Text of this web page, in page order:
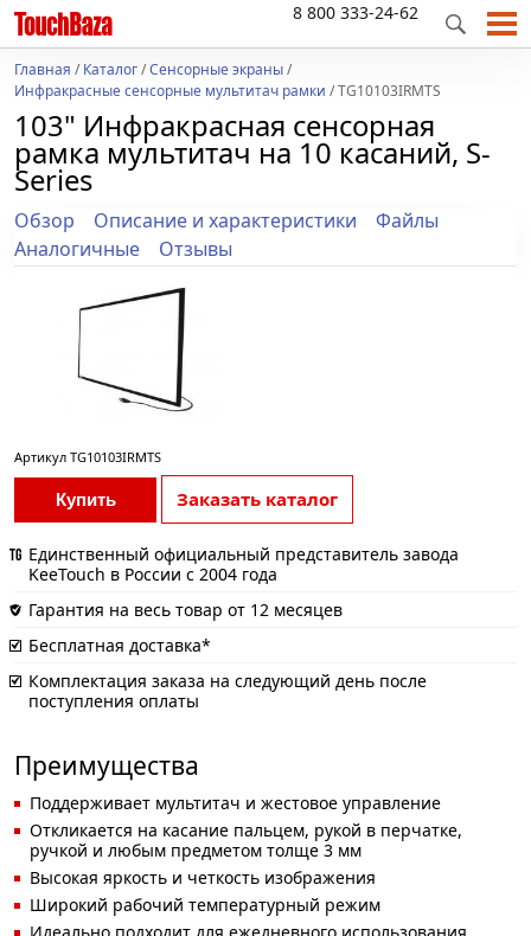
8 800 333-24-62
Главная /Каталог/Сенсорные экраны/
Инфракрасные сенсорные мультитач рамки / TG10103IRMTS
103" Инфракрасная сенсорная
рамка мультитач на 10 касаний, S-
Series
Обзор Описание и характеристики
Файлы
Аналогичные
Отзывы
Артикул TG10103IRMTS
Купить Заказать каталог
Единственный официальный представитель завода
KeeTouch в России с 2004 года
Гарантия на весь товар от 12 месяцев
Бесплатная доставка*
Комплектация заказа на следующий день после
поступления оплаты
Преимущества
Поддерживает мультитач и жестовое управление
Откликается на касание пальцем, рукой в перчатке,
ручкой и любым предметом толще 3 мм
Высокая яркость и четкость изображения
Широкий рабочий температурный режим